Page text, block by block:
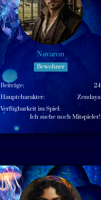
Navaron
Bewohner
Beiträge
24
Hauptcharakter
Zendaya
Verfügbarkeit im Spiel
Ich suche noch Mitspieler!